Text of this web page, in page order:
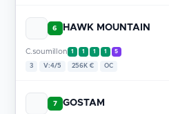
6 HAWK MOUNTAIN
C.soumillon 1 1 1 1 5
3 V:4/5 256K € OC
7 GOSTAM